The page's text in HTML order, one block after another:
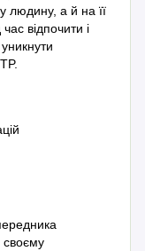
людину, а й на її
відпочити і
своєму